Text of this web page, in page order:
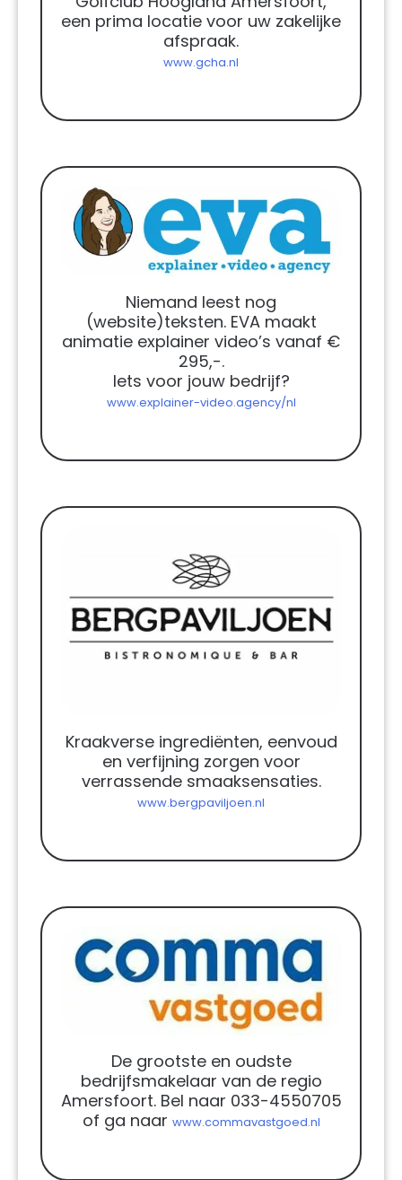
een prima locatie voor uw zakelijke
afspraak.
www.gcha.nl
Niemand leest nog
(website)teksten. EVA maakt
animatie explainer video’s vanaf €
295,-.
Iets voor jouw bedrijf?
www.explainer-video.agency/nl
Kraakverse ingrediënten, eenvoud
en verfijning zorgen voor
verrassende smaaksensaties.
www.bergpaviljoen.nl
De grootste en oudste
bedrijfsmakelaar van de regio
Amersfoort. Bel naar 033-4550705
of ga naar www.commavastgoed.nl